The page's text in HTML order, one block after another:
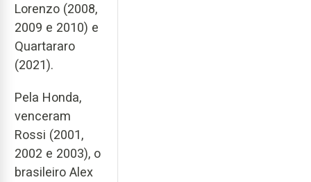
Lorenzo (2008,
2009 e 2010) e
Quartararo
(2021).
Pela Honda,
venceram
Rossi (2001,
2002 e 2003), o
brasileiro Alex